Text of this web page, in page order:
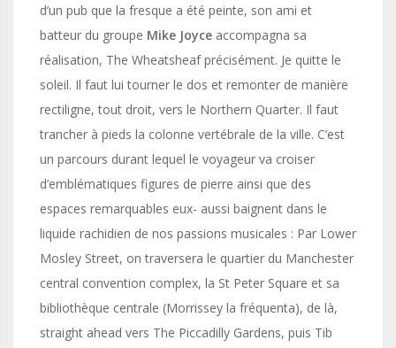
d’un pub que la fresque a été peinte, son ami et
batteur du groupe Mike Joyce accompagna sa
réalisation, The Wheatsheaf précisément. Je quitte le
soleil. Il faut lui tourner le dos et remonter de manière
rectiligne, tout droit, vers le Northern Quarter. Il faut
trancher à pieds la colonne vertébrale de la ville. C’est
un parcours durant lequel le voyageur va croiser
d’emblématiques figures de pierre ainsi que des
espaces remarquables eux- aussi baignent dans le
liquide rachidien de nos passions musicales : Par Lower
Mosley Street, on traversera le quartier du Manchester
central convention complex, la St Peter Square et sa
bibliothèque centrale (Morrissey la fréquenta), de là,
straight ahead vers The Piccadilly Gardens, puis Tib